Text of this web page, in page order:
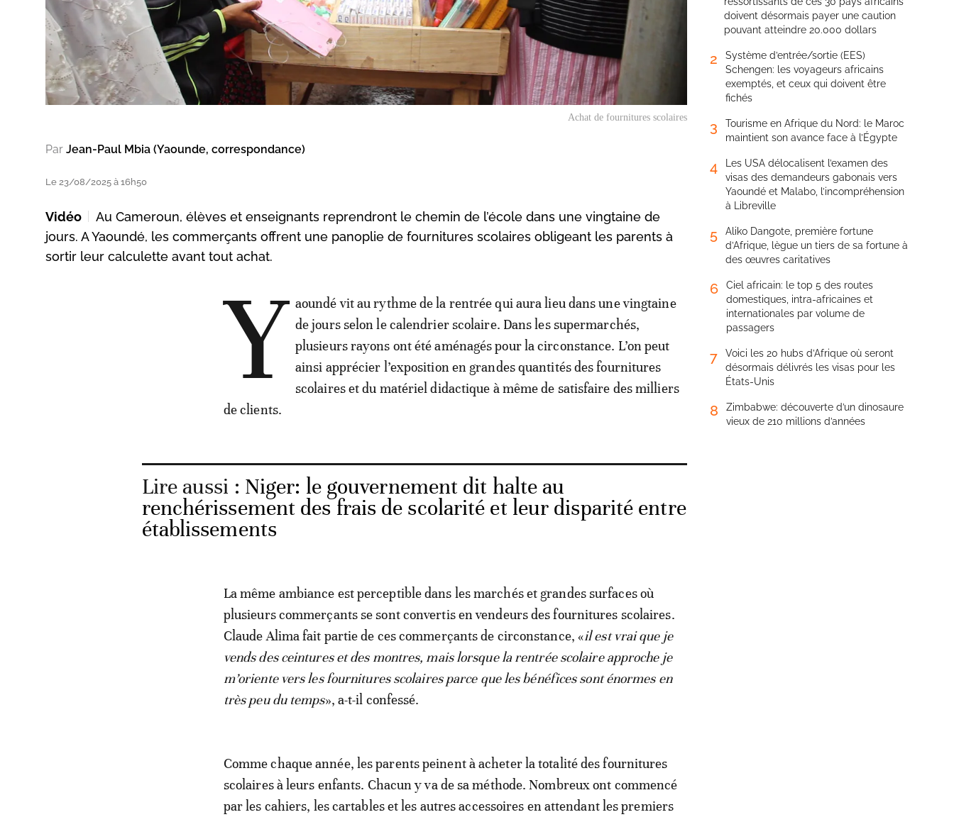
Achat de fournitures scolaires
Par Jean-Paul Mbia (Yaounde, correspondance)
Le 23/08/2025 à 16h50
Vidéo
Au Cameroun, élèves et enseignants reprendront le chemin de l’école dans une vingtaine de
jours. A Yaoundé, les commerçants offrent une panoplie de fournitures scolaires obligeant les parents à
sortir leur calculette avant tout achat.
Y aoundé vit au rythme de la rentrée qui aura lieu dans une vingtaine
de jours selon le calendrier scolaire. Dans les supermarchés,
plusieurs rayons ont été aménagés pour la circonstance. L’on peut
ainsi apprécier l’exposition en grandes quantités des fournitures
scolaires et du matériel didactique à même de satisfaire des milliers
de clients.
Lire aussi : Niger: le gouvernement dit halte au
renchérissement des frais de scolarité et leur disparité entre
établissements
La même ambiance est perceptible dans les marchés et grandes surfaces où
plusieurs commerçants se sont convertis en vendeurs des fournitures scolaires.
Claude Alima fait partie de ces commerçants de circonstance, «il est vrai que je
vends des ceintures et des montres, mais lorsque la rentrée scolaire approche je
m’oriente vers les fournitures scolaires parce que les bénéfices sont énormes en
très peu du temps», a-t-il confessé.
Comme chaque année, les parents peinent à acheter la totalité des fournitures
scolaires à leurs enfants. Chacun y va de sa méthode. Nombreux ont commencé
par les cahiers, les cartables et les autres accessoires en attendant les premiers
doivent désormais payer une caution
pouvant atteindre 20.000 dollars
2
Système d’entrée/sortie (EES)
Schengen: les voyageurs africains
exemptés, et ceux qui doivent être
fichés
3
Tourisme en Afrique du Nord: le Maroc
maintient son avance face à l’Égypte
4
Les USA délocalisent l’examen des
visas des demandeurs gabonais vers
Yaoundé et Malabo, l’incompréhension
à Libreville
5
Aliko Dangote, première fortune
d’Afrique, lègue un tiers de sa fortune à
des œuvres caritatives
6
Ciel africain: le top 5 des routes
domestiques, intra-africaines et
internationales par volume de
passagers
7
Voici les 20 hubs d’Afrique où seront
désormais délivrés les visas pour les
États-Unis
8
Zimbabwe: découverte d’un dinosaure
vieux de 210 millions d’années